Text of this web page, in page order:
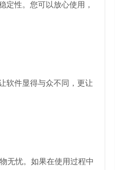
定性。您可以放心使用，
软件显得与众不同，更让
无忧。如果在使用过程中